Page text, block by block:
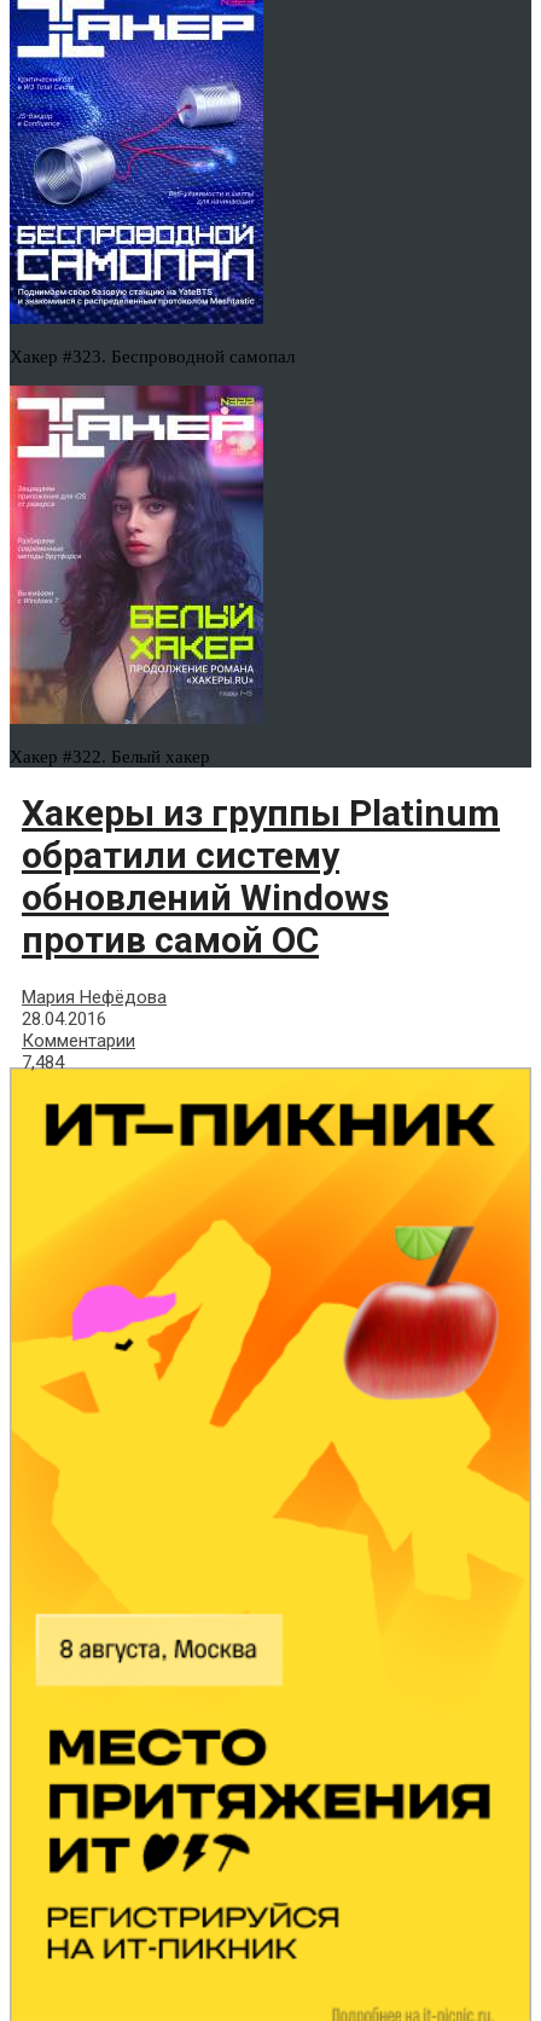
Хакер #323. Беспроводной самопал
Хакер #322. Белый хакер
Хакеры из группы Platinum
обратили систему
обновлений Windows
против самой ОС
Мария Нефёдова
28.04.2016
Комментарии
7,484